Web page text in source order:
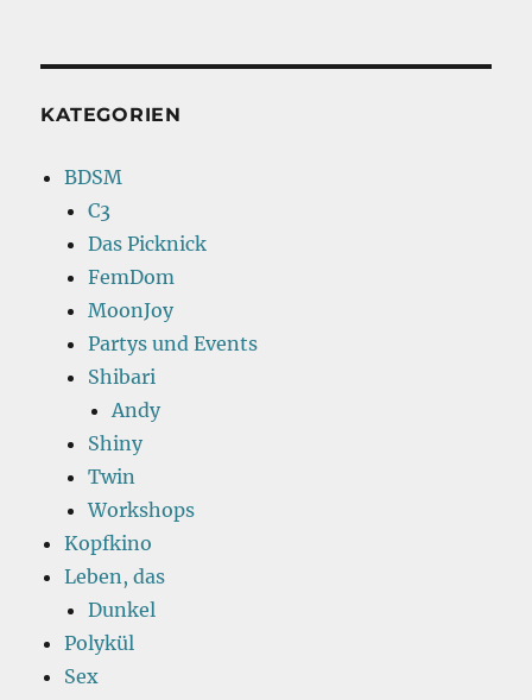
KATEGORIEN
BDSM
C3
Das Picknick
FemDom
MoonJoy
Partys und Events
Shibari
Andy
Shiny
Twin
Workshops
Kopfkino
Leben, das
Dunkel
Polykül
Sex